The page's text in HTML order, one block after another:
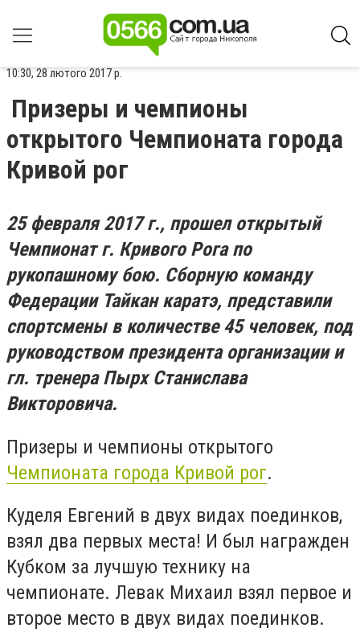
10:30, 28 лютого 2017 р.
Призеры и чемпионы
открытого Чемпионата города
Кривой рог
25 февраля 2017 г., прошел открытый
Чемпионат г. Кривого Рога по
рукопашному бою. Сборную команду
Федерации Тайкан каратэ, представили
спортсмены в количестве 45 человек, под
руководством президента организации и
гл. тренера Пырх Станислава
Викторовича.
Призеры и чемпионы открытого
Чемпионата города Кривой рог.
Куделя Евгений в двух видах поединков,
взял два первых места! И был награжден
Кубком за лучшую технику на
чемпионате. Левак Михаил взял первое и
второе место в двух видах поединков.